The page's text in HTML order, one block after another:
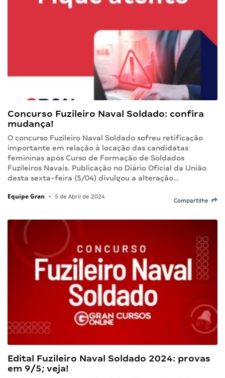
Concurso Fuzileiro Naval Soldado: confira
mudança!
O concurso Fuzileiro Naval Soldado sofreu retificação
importante em relação à locação das candidatas
femininas após Curso de Formação de Soldados
Fuzileiros Navais. Publicação no Diário Oficial da União
desta sexta-feira (5/04) divulgou a alteração…
Equipe Gran • 5 de Abril de 2024
Compartilhe
Edital Fuzileiro Naval Soldado 2024: provas
em 9/5; veja!